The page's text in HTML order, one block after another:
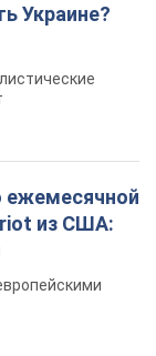
Украине?
ежемесячной
из США: